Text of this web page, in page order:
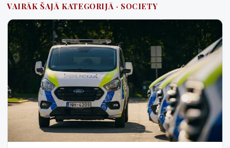
VAIRĀK ŠAJĀ KATEGORIJĀ · SOCIETY